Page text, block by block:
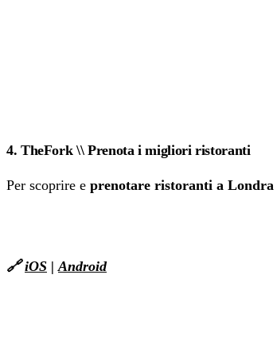
4. TheFork \\ Prenota i migliori ristoranti
Per scoprire e prenotare ristoranti a Londra
🔗 iOS | Android